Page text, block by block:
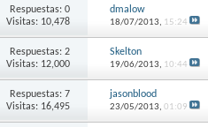
Respuestas: 0
Visitas: 10,478
dmalow
18/07/2013, 15:24
Respuestas: 2
Visitas: 12,000
Skelton
19/06/2013, 10:44
Respuestas: 7
Visitas: 16,495
jasonblood
23/05/2013, 01:09